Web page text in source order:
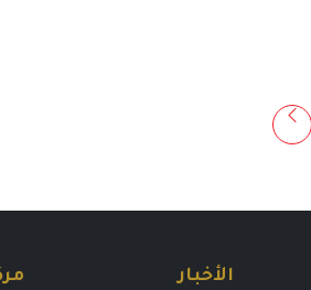
الأخبار